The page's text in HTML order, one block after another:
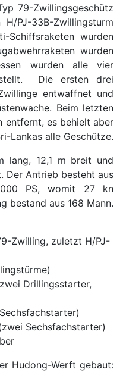
79-Zwillingsgeschütz
PJ-33B-Zwillingsturm
Schiffsraketen wurden
wurden
wurden alle vier
Die ersten drei
entwaffnet und
Beim letzten
entfernt, es behielt aber
Lankas alle Geschütze.
lang, 12,1 m breit und
Der Antrieb besteht aus
PS, womit 27 kn
bestand aus 168 Mann.
Zwilling, zuletzt H/PJ-
Drillingsstarter,
Sechsfachstarter)
Hudong-Werft gebaut: